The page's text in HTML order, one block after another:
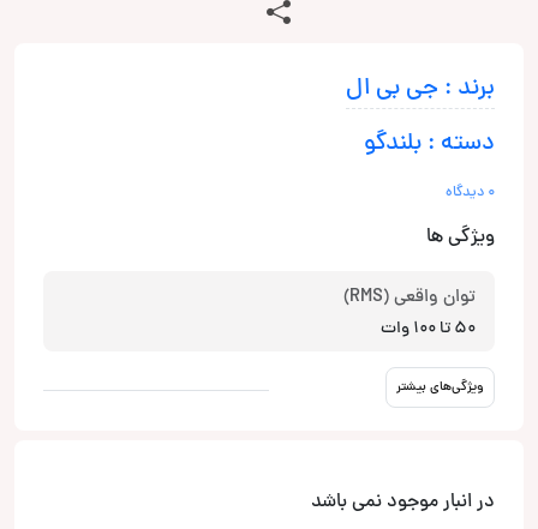
برند : جی بی ال
دسته : بلندگو
0 دیدگاه
ویژگی ها
توان واقعی (RMS)
50 تا 100 وات
ویژگی‌های بیشتر
در انبار موجود نمی باشد